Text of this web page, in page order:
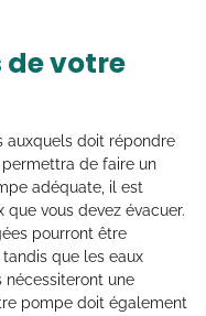
de votre
auxquels doit répondre
de faire un
adéquate, il est
vous devez évacuer.
pourront être
que les eaux
nécessiteront une
pompe doit également